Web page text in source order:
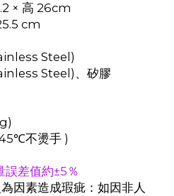
× 高 26cm
cm
Steel)
Steel)、矽膠
不燙手 )
誤差值約±5％
因素造成瑕疵：如因非人